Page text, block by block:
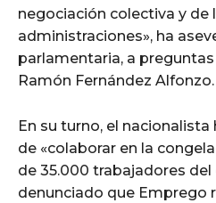
negociación colectiva y de
administraciones», ha
parlamentaria, a
Ramón Fernández Alfonzo.
En su turno, el
de «colaborar en la
de 35.000 trabajadores
denunciado que Emprego